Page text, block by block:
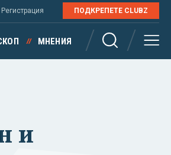
Регистрация ПОДКРЕПЕТЕ CLUBZ
МНЕНИЯ
и